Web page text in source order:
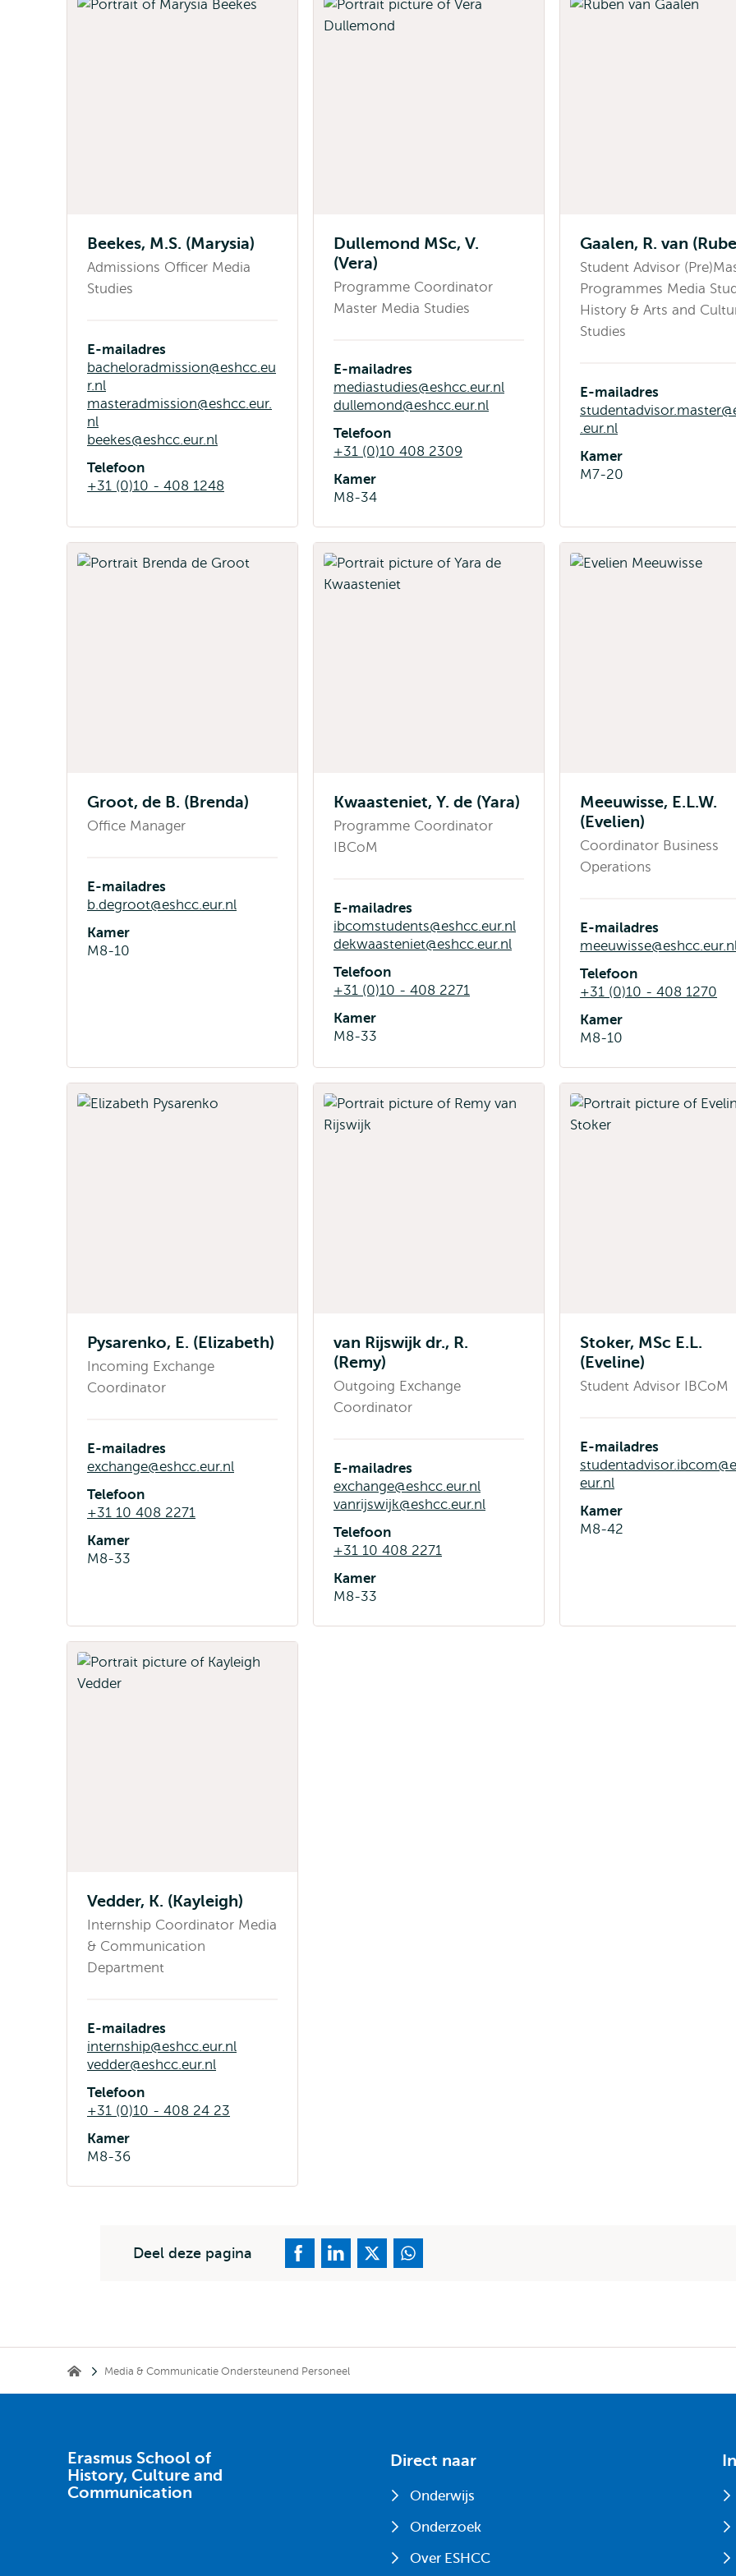
Beekes, M.S. (Marysia)
Admissions Officer Media
Studies
E-mailadres
bacheloradmission@eshcc.eu
r.nl
masteradmission@eshcc.eur.
nl
beekes@eshcc.eur.nl
Telefoon
+31 (0)10 - 408 1248
Dullemond MSc, V.
(Vera)
Programme Coordinator
Master Media Studies
E-mailadres
mediastudies@eshcc.eur.nl
dullemond@eshcc.eur.nl
Telefoon
+31 (0)10 408 2309
Kamer
M8-34
Gaalen, R. van
Student Advisor
Programmes Media
History & Arts and
Studies
E-mailadres
.eur.nl
Kamer
M7-20
Groot, de B. (Brenda)
Office Manager
E-mailadres
b.degroot@eshcc.eur.nl
Kamer
M8-10
Kwaasteniet, Y. de (Yara)
Programme Coordinator
IBCoM
E-mailadres
ibcomstudents@eshcc.eur.nl
dekwaasteniet@eshcc.eur.nl
Telefoon
+31 (0)10 - 408 2271
Kamer
M8-33
Meeuwisse, E.L.W.
(Evelien)
Coordinator Business
Operations
E-mailadres
Telefoon
+31 (0)10 - 408 1270
Kamer
M8-10
Pysarenko, E. (Elizabeth)
Incoming Exchange
Coordinator
E-mailadres
exchange@eshcc.eur.nl
Telefoon
+31 10 408 2271
Kamer
M8-33
van Rijswijk dr., R.
(Remy)
Outgoing Exchange
Coordinator
E-mailadres
exchange@eshcc.eur.nl
vanrijswijk@eshcc.eur.nl
Telefoon
+31 10 408 2271
Kamer
M8-33
Stoker, MSc E.L.
(Eveline)
Student Advisor IBCoM
E-mailadres
eur.nl
Kamer
M8-42
Vedder, K. (Kayleigh)
Internship Coordinator Media
& Communication
Department
E-mailadres
internship@eshcc.eur.nl
vedder@eshcc.eur.nl
Telefoon
+31 (0)10 - 408 24 23
Kamer
M8-36
Deel deze pagina
Erasmus School of History, Culture and Communication
Media & Communicatie Ondersteunend Personeel
Erasmus School of
History, Culture and
Communication
Direct naar
Onderwijs
Onderzoek
Over ESHCC